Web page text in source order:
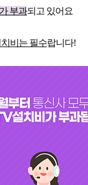
부과되고 있어요
비는 필수랍니다!